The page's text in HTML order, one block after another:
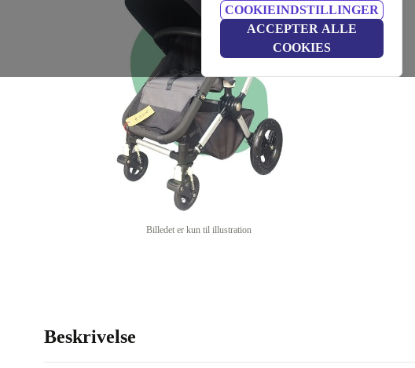
COOKIEINDSTILLINGER
ACCEPTER ALLE
COOKIES
Billedet er kun til illustration
Beskrivelse